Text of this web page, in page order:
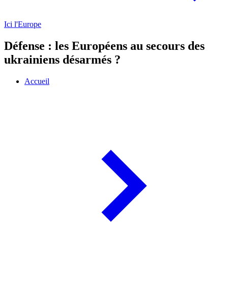
Ici l'Europe
Défense : les Européens au secours des
ukrainiens désarmés ?
Accueil